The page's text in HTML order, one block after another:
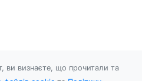
ви визнаєте, що прочитали та